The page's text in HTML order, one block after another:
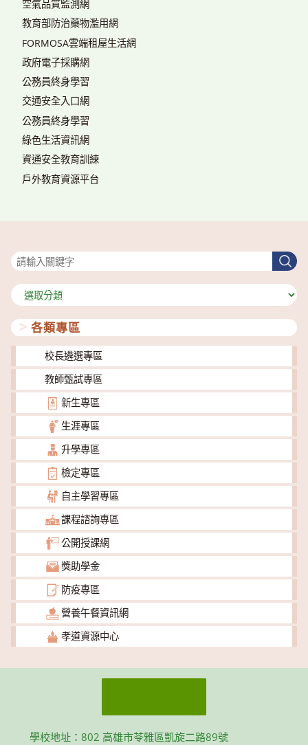
空氣品質監測網
教育部防治藥物濫用網
FORMOSA雲端租屋生活網
政府電子採購網
公務員終身學習
交通安全入口網
公務員終身學習
綠色生活資訊網
資通安全教育訓練
戶外教育資源平台
搜
尋
分
類
各類專區
校長遴選專區
教師甄試專區
新生專區
生涯專區
升學專區
檢定專區
自主學習專區
課程諮詢專區
公開授課網
獎助學金
防疫專區
營養午餐資訊網
孝道資源中心
學校地址：802 高雄市苓雅區凱旋二路89號